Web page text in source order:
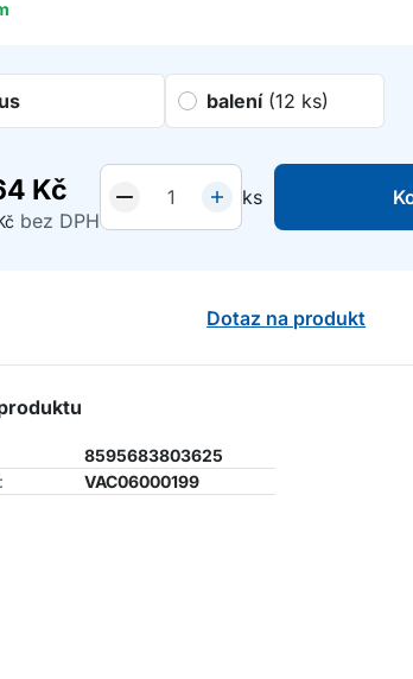
balení (12 ks)
Kč
bez DPH
ks
Dotaz na produkt
8595683803625
VAC06000199